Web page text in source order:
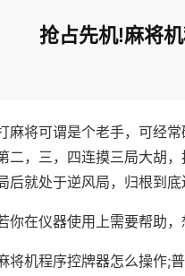
抢占先机!麻将
麻将可谓是个老手，可经
二，三，四连摸三局大胡
后就处于逆风局，归根到底
你在仪器使用上需要帮助
将机程序控牌器怎么操作;